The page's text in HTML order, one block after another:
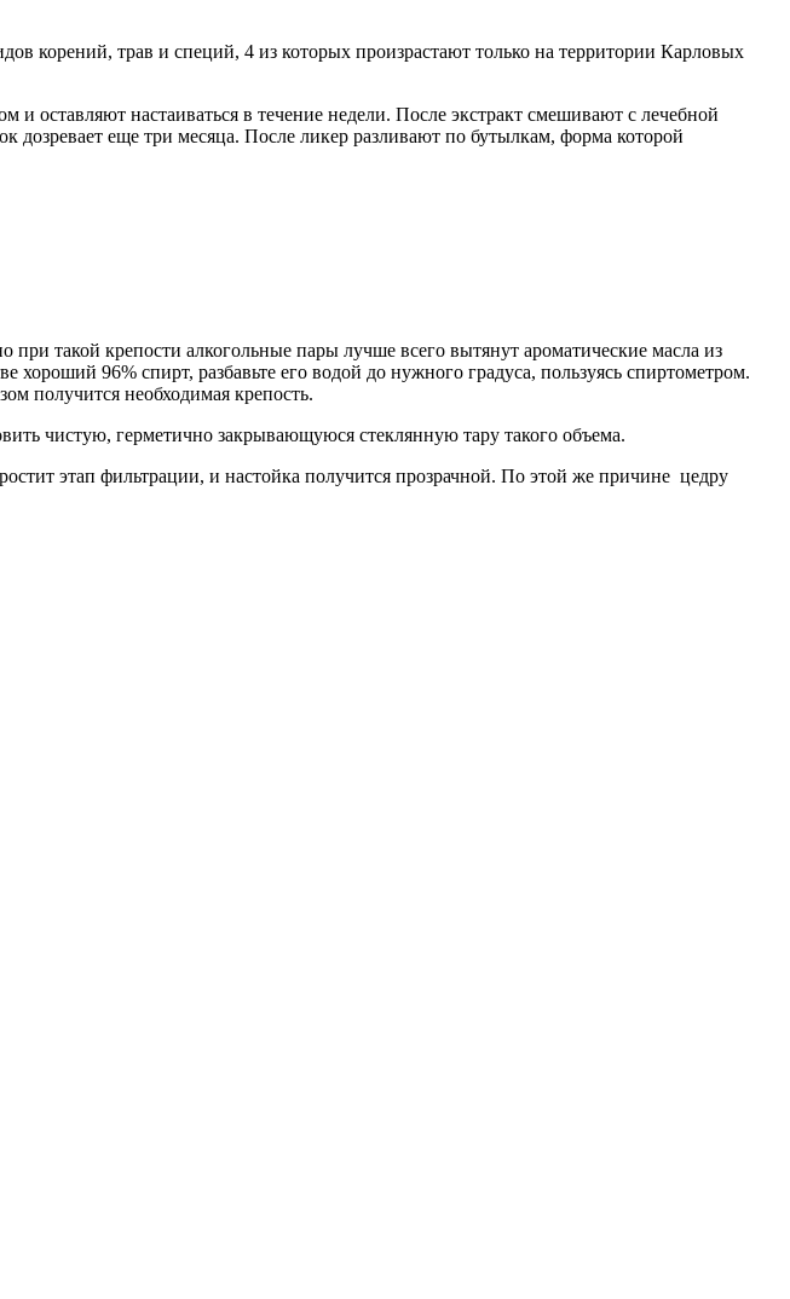
корений, трав и специй, 4 из которых произрастают только на территории Карловых
оставляют настаиваться в течение недели. После экстракт смешивают с лечебной
еще три месяца. После ликер разливают по бутылкам, форма которой
такой крепости алкогольные пары лучше всего вытянут ароматические масла из
96% спирт, разбавьте его водой до нужного градуса, пользуясь спиртометром.
получится необходимая крепость.
чистую, герметично закрывающуюся стеклянную тару такого объема.
этап фильтрации, и настойка получится прозрачной. По этой же причине цедру